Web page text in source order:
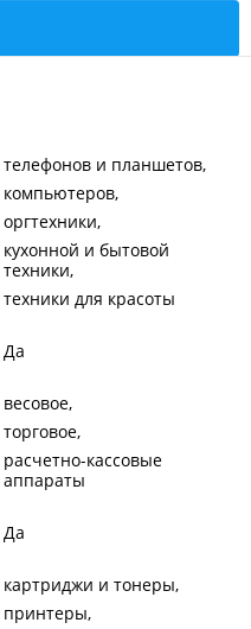
закрыто, откроется в
телефонов и планшетов
компьютеров
оргтехники
кухонной и бытовой
техники
техники для красоты
Да
весовое
торговое
расчетно-кассовые
аппараты
Да
картриджи и тонеры
принтеры